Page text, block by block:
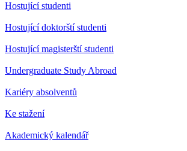
Hostující studenti
Hostující doktorští studenti
Hostující magisterští studenti
Undergraduate Study Abroad
Kariéry absolventů
Ke stažení
Akademický kalendář